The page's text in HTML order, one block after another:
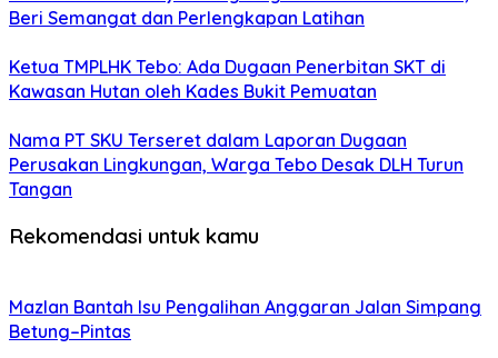
Beri Semangat dan Perlengkapan Latihan
Ketua TMPLHK Tebo: Ada Dugaan Penerbitan SKT di
Kawasan Hutan oleh Kades Bukit Pemuatan
Nama PT SKU Terseret dalam Laporan Dugaan
Perusakan Lingkungan, Warga Tebo Desak DLH Turun
Tangan
Rekomendasi untuk kamu
Mazlan Bantah Isu Pengalihan Anggaran Jalan Simpang
Betung–Pintas